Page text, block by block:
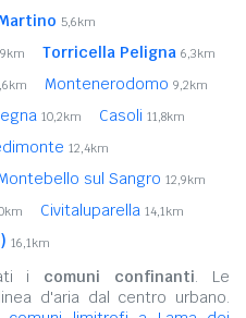
5,6km
Torricella Peligna 6,3km
Montenerodomo 9,2km
10,2km Casoli 11,8km
12,4km
sul Sangro 12,9km
Civitaluparella 14,1km
16,1km
i comuni confinanti. Le
d'aria dal centro urbano.